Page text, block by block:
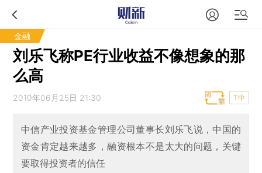
金融
刘乐飞称PE行业收益不像想象的那
么高
2010年06月25日 21:30 T中
中信产业投资基金管理公司董事长刘乐飞说，中国的
资金肯定越来越多，融资根本不是太大的问题，关键
要取得投资者的信任